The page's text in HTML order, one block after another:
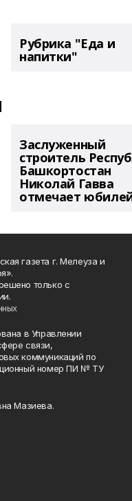
Рубрика "Еда и
напитки"
Заслуженный
строитель
Башкортостан
Николай Гавва
отмечает
газета г. Мелеуза и
только с
в Управлении
связи,
коммуникаций по
номер ПИ № ТУ
Мазиева.